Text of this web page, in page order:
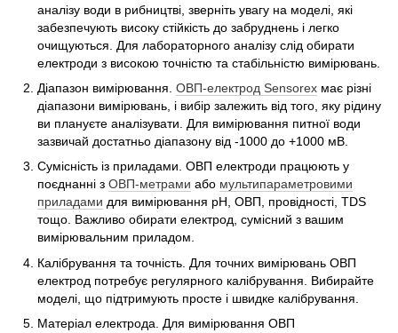
аналізу води в рибництві, зверніть увагу на моделі, які
забезпечують високу стійкість до забруднень і легко
очищуються. Для лабораторного аналізу слід обирати
електроди з високою точністю та стабільністю вимірювань.
Діапазон вимірювання. ОВП-електрод Sensorex має різні
діапазони вимірювань, і вибір залежить від того, яку рідину
ви плануєте аналізувати. Для вимірювання питної води
зазвичай достатньо діапазону від -1000 до +1000 мВ.
Сумісність із приладами. ОВП електроди працюють у
поєднанні з ОВП-метрами або мультипараметровими
приладами для вимірювання рН, ОВП, провідності, TDS
тощо. Важливо обирати електрод, сумісний з вашим
вимірювальним приладом.
Калібрування та точність. Для точних вимірювань ОВП
електрод потребує регулярного калібрування. Вибирайте
моделі, що підтримують просте і швидке калібрування.
Матеріал електрода. Для вимірювання ОВП